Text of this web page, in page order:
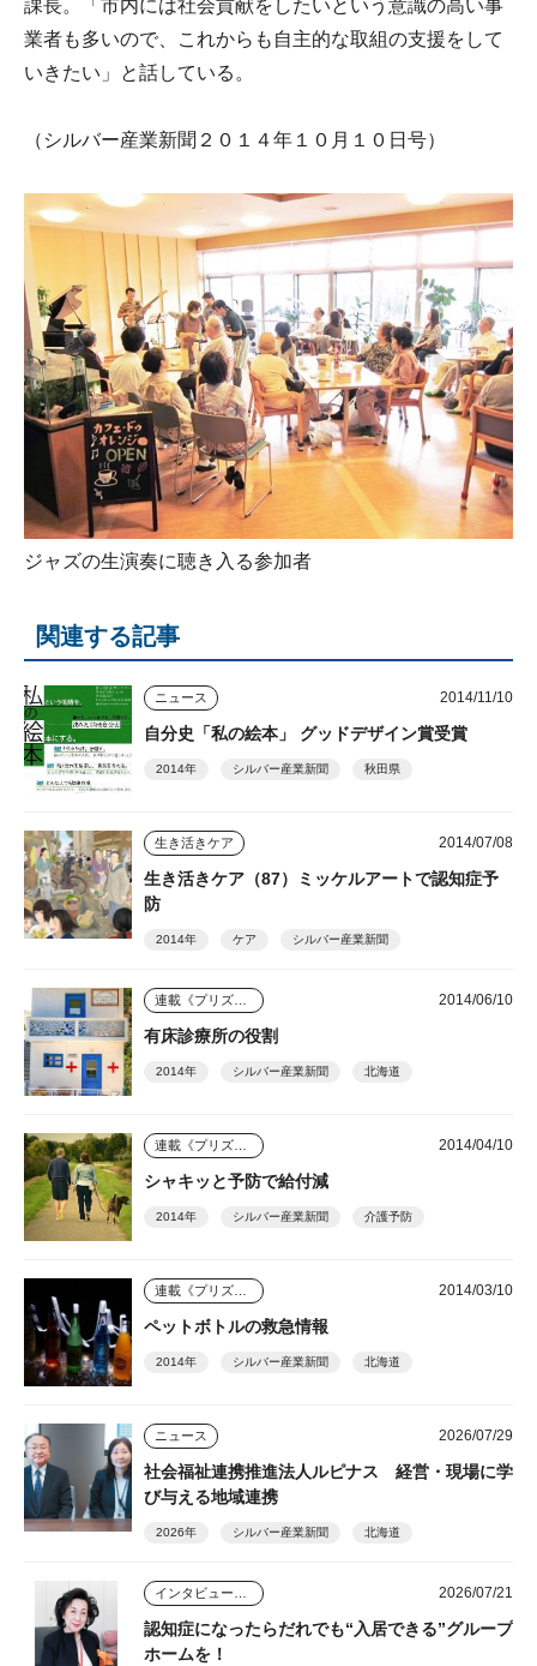
課長。「市内には社会貢献をしたいという意識の高い事
業者も多いので、これからも自主的な取組の支援をして
いきたい」と話している。
（シルバー産業新聞２０１４年１０月１０日号）
ジャズの生演奏に聴き入る参加者
関連する記事
ニュース 2014/11/10
自分史「私の絵本」 グッドデザイン賞受賞
2014年 シルバー産業新聞 秋田県
生き活きケア 2014/07/08
生き活きケア（87）ミッケルアートで認知症予
防
2014年 ケア シルバー産業新聞
2014/06/10
有床診療所の役割
2014年 シルバー産業新聞 北海道
2014/04/10
シャキッと予防で給付減
2014年 シルバー産業新聞 介護予防
2014/03/10
ペットボトルの救急情報
2014年 シルバー産業新聞 北海道
ニュース 2026/07/29
社会福祉連携推進法人ルピナス 経営・現場に学
び与える地域連携
2026年 シルバー産業新聞 北海道
2026/07/21
認知症になったらだれでも“入居できる”グループ
ホームを！